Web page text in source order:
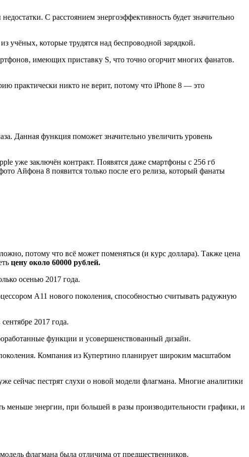
С расстоянием энергоэффективность будет значительно
которые трудятся над беспроводной зарядкой.
имеющих приставку S, что точно огорчит многих фанатов.
практически никто не верит, потому что iPhone 8 — это
Данная функция поможет значительно увеличить уровень
уже заключён контракт. Появятся даже смартфоны с 256 гб
Айфона 8 появится только после его релиза, который фанаты
потому что всё может поменяться (и курс доллара). Также цена
цену около 60000 рублей.
осенью 2017 года.
A11 нового поколения, способностью считывать радужную
2017 года.
функции и усовершенствованный дизайн.
Компания из Купертино планирует широким масштабом
сейчас пестрят слухи о новой модели флагмана. Многие аналитики
меньше энергии, при большей в разы производительности графики, и
флагмана была отличима от предшественников.